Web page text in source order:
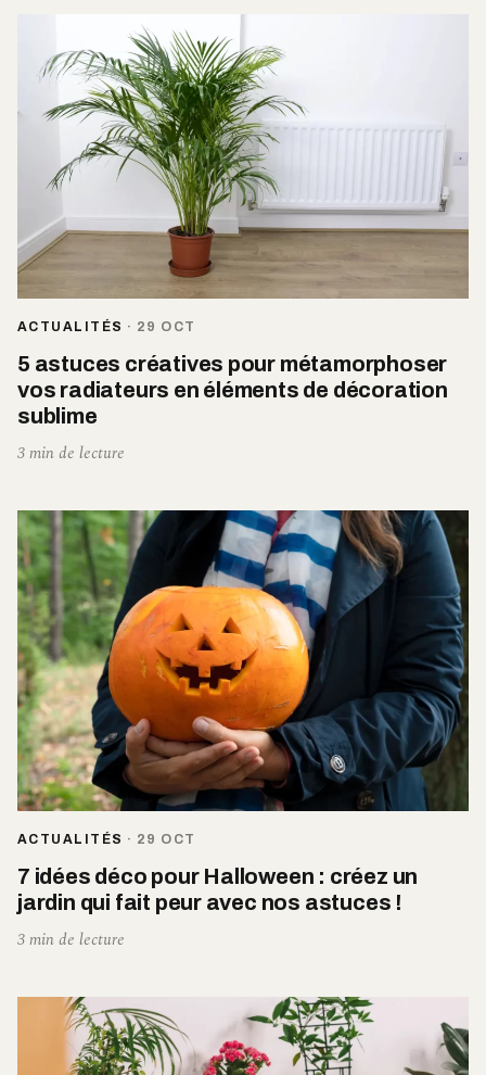
ACTUALITÉS · 29 OCT
5 astuces créatives pour métamorphoser
vos radiateurs en éléments de décoration
sublime
3 min de lecture
ACTUALITÉS · 29 OCT
7 idées déco pour Halloween : créez un
jardin qui fait peur avec nos astuces !
3 min de lecture